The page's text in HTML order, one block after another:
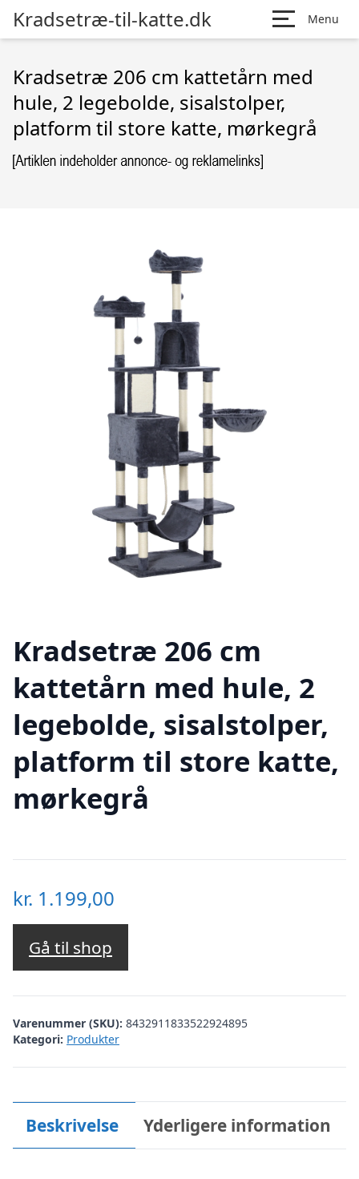
Kradsetræ-til-katte.dk Menu
Kradsetræ 206 cm kattetårn med
hule, 2 legebolde, sisalstolper,
platform til store katte, mørkegrå
Kradsetræ 206 cm
kattetårn med hule, 2
legebolde, sisalstolper,
platform til store katte,
mørkegrå
kr. 1.199,00
Gå til shop
Varenummer (SKU): 8432911833522924895
Kategori: Produkter
Beskrivelse Yderligere information